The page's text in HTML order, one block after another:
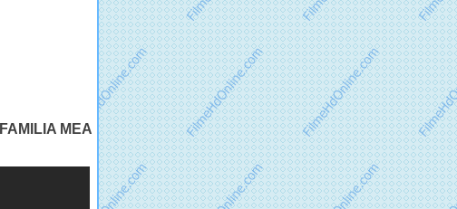
MEA